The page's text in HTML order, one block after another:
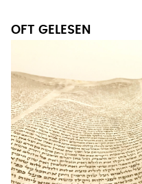
OFT GELESEN